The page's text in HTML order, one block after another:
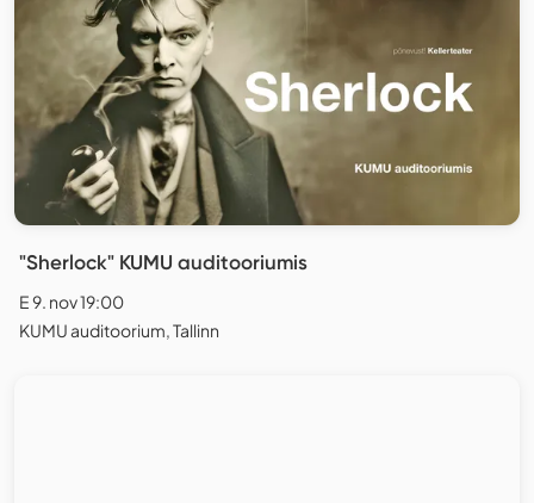
"Sherlock" KUMU auditooriumis
E 9. nov 19:00
KUMU auditoorium, Tallinn